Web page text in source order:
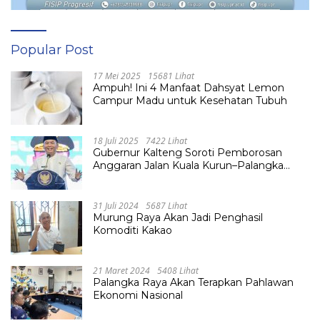
Popular Post
17 Mei 2025 15681 Lihat
Ampuh! Ini 4 Manfaat Dahsyat Lemon
Campur Madu untuk Kesehatan Tubuh
18 Juli 2025 7422 Lihat
Gubernur Kalteng Soroti Pemborosan
Anggaran Jalan Kuala Kurun–Palangka
31 Juli 2024 5687 Lihat
Murung Raya Akan Jadi Penghasil
Komoditi Kakao
21 Maret 2024 5408 Lihat
Palangka Raya Akan Terapkan Pahlawan
Ekonomi Nasional